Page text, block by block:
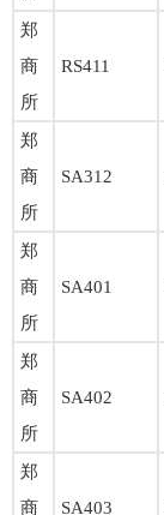
郑
商
所
RS411
郑
商
所
SA312
郑
商
所
SA401
郑
商
所
SA402
郑
商
SA403